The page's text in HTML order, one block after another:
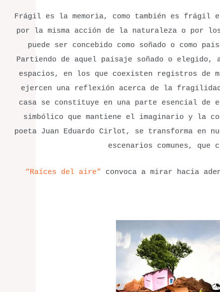
Frágil es la memoria, como también es frágil
por la misma acción de la naturaleza o por
puede ser concebido como soñado o como
Partiendo de aquel paisaje soñado o elegido,
espacios, en los que coexisten registros
ejercen una reflexión acerca de la
casa se constituye en una parte esencial
simbólico que mantiene el imaginario y la
poeta Juan Eduardo Cirlot, se transforma en
escenarios comunes,
“Raíces del aire”
convoca a mirar hacia